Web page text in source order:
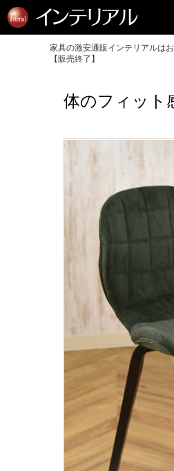
家具の激安通販インテリアルは
【販売終了】
体のフィット